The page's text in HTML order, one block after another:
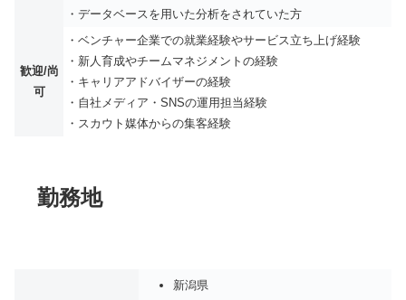
・データベースを用いた分析をされていた方
歓迎/尚
可
・ベンチャー企業での就業経験やサービス立ち上げ経験
・新人育成やチームマネジメントの経験
・キャリアアドバイザーの経験
・自社メディア・SNSの運用担当経験
・スカウト媒体からの集客経験
勤務地
新潟県